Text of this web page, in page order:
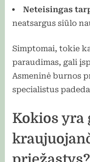
Neteisingas
neatsargus siūlo
Simptomai, tokie
paraudimas, gali
Asmeninė burnos
specialistus
Kokios yra